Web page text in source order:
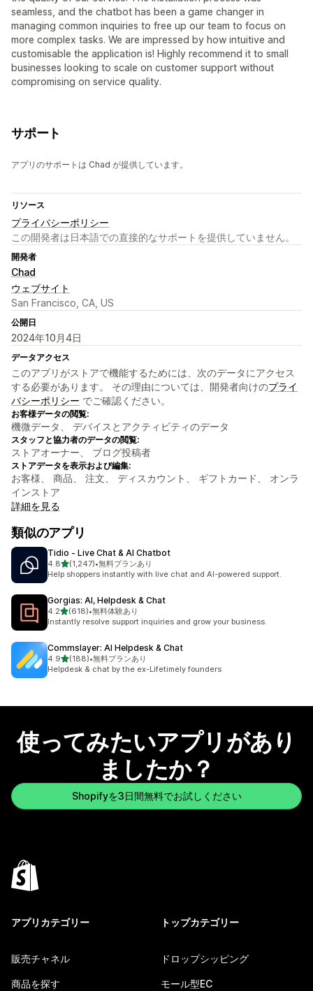
seamless, and the chatbot has been a game changer in
managing common inquiries to free up our team to focus on
more complex tasks. We are impressed by how intuitive and
customisable the application is! Highly recommend it to small
businesses looking to scale on customer support without
compromising on service quality.
サポート
アプリのサポートは Chad が提供しています。
リソース
プライバシーポリシー
この開発者は日本語での直接的なサポートを提供していません。
開発者
Chad
ウェブサイト
San Francisco, CA, US
公開日
2024年10月4日
データアクセス
このアプリがストアで機能するためには、次のデータにアクセス
する必要があります。 その理由については、開発者向けのプライ
バシーポリシー でご確認ください。
お客様データの閲覧:
機微データ、 デバイスとアクティビティのデータ
スタッフと協力者のデータの閲覧:
ストアオーナー、 ブログ投稿者
ストアデータを表示および編集:
お客様、 商品、 注文、 ディスカウント、 ギフトカード、 オンラ
インストア
詳細を見る
類似のアプリ
Tidio ‑ Live Chat & AI Chatbot
4.85つ星中
(1,247)
合計レビュー数：1247件
•無料プランあり
Help shoppers instantly with live chat and AI-powered support.
Gorgias: AI, Helpdesk & Chat
4.25つ星中
(618)
合計レビュー数：618件
•無料体験あり
Instantly resolve support inquiries and grow your business.
Commslayer: AI Helpdesk & Chat
4.95つ星中
(188)
合計レビュー数：188件
•無料プランあり
Helpdesk & chat by the ex-Lifetimely founders
使ってみたいアプリがあり
ましたか？
Shopifyを3日間無料でお試しください
アプリカテゴリー
販売チャネル
商品を探す
トップカテゴリー
ドロップシッピング
モール型EC